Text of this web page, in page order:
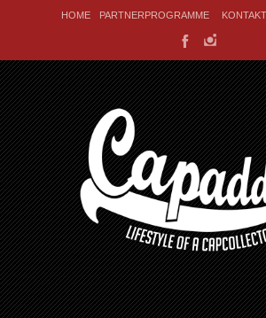
HOME PARTNERPROGRAMME KONTAKT